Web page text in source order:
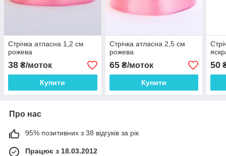
Стрічка атласна 1,2 см
рожева
38 ₴/моток
Купити
Стрічка атласна 2,5 см
рожева
65₴/моток
Купити
50
Про нас
95% позитивних з 38 відгуків за рік
Працює з 18.03.2012